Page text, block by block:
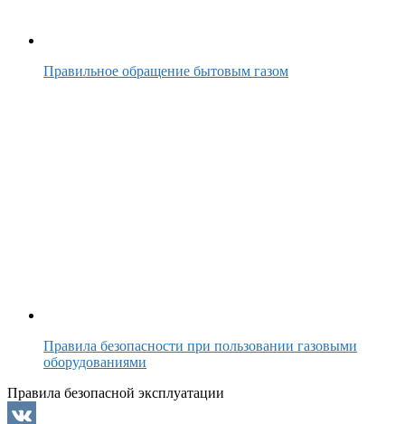
Правильное обращение бытовым газом
Правила безопасности при пользовании газовыми
оборудованиями
Правила безопасной эксплуатации